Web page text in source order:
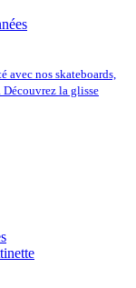
avec nos skateboards,
la glisse